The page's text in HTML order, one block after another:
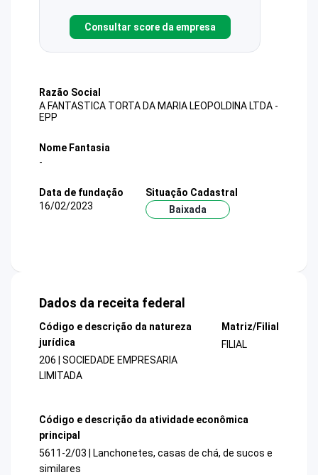
Consultar score da empresa
Razão Social
A FANTASTICA TORTA DA MARIA LEOPOLDINA LTDA -
EPP
Nome Fantasia
-
Data de fundação
16/02/2023
Situação Cadastral
Baixada
Dados da receita federal
Código e descrição da natureza
jurídica
206 | SOCIEDADE EMPRESARIA
LIMITADA
Matriz/Filial
FILIAL
Código e descrição da atividade econômica
principal
5611-2/03 | Lanchonetes, casas de chá, de sucos e
similares